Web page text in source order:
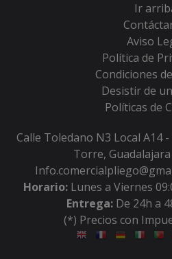
Ir
Aviso
Política de
Condiciones
Desistir de
Políticas de
Calle Toledano N3 Local A14
Torre,
Horario: Lunes a Viernes
Entrega: De 24h a
(*) Precios con